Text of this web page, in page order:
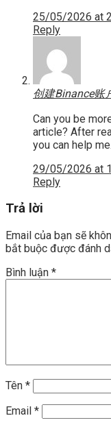
25/05/2026 at
Reply
创建Binance账
Can you be
article? After
you can help me.
29/05/2026 at
Reply
Trả lời
Email của bạn sẽ
bắt buộc được đánh
Bình luận *
Tên *
Email *